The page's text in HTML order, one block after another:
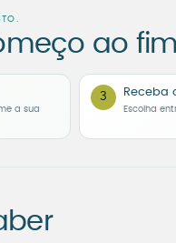
ao fim
a sua
3 Receba
Escolha